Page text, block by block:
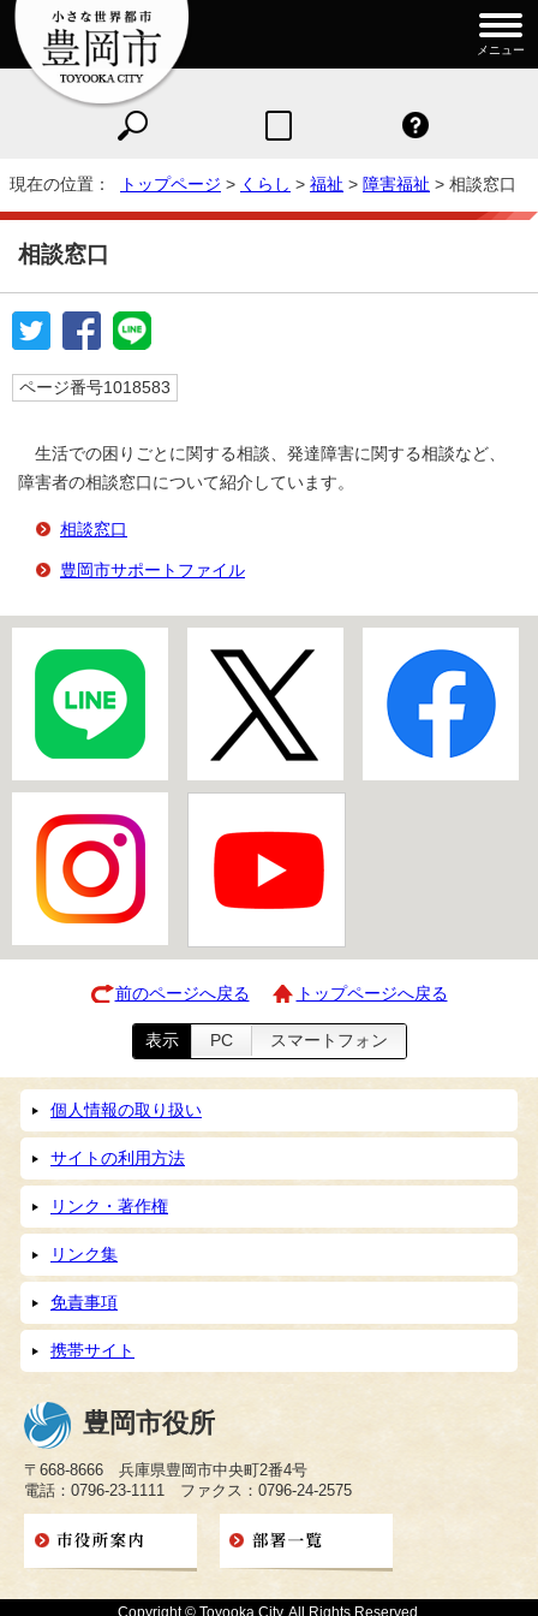
メニュー
現在の位置： トップページ > くらし > 福祉 > 障害福祉 > 相談窓口
相談窓口
ページ番号1018583
生活での困りごとに関する相談、発達障害に関する相談など、
障害者の相談窓口について紹介しています。
相談窓口
豊岡市サポートファイル
前のページへ戻る トップページへ戻る
表示 PC スマートフォン
個人情報の取り扱い
サイトの利用方法
リンク・著作権
リンク集
免責事項
携帯サイト
豊岡市役所
〒668-8666 兵庫県豊岡市中央町2番4号
電話：0796-23-1111 ファクス：0796-24-2575
Copyright © Toyooka City. All Rights Reserved.